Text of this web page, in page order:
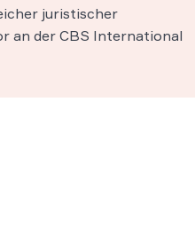
juristischer
an der CBS International